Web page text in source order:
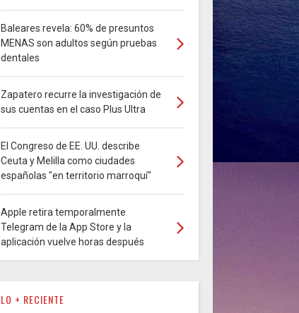
Baleares revela: 60% de presuntos
MENAS son adultos según pruebas
dentales
Zapatero recurre la investigación de
sus cuentas en el caso Plus Ultra
El Congreso de EE. UU. describe
Ceuta y Melilla como ciudades
españolas "en territorio marroquí"
Apple retira temporalmente
Telegram de la App Store y la
aplicación vuelve horas después
LO + RECIENTE